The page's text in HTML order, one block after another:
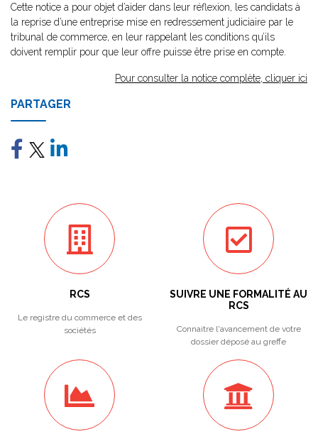
Cette notice a pour objet d’aider dans leur réflexion, les candidats à
la reprise d’une entreprise mise en redressement judiciaire par le
tribunal de commerce, en leur rappelant les conditions qu’ils
doivent remplir pour que leur offre puisse être prise en compte.
Pour consulter la notice complète, cliquer ici
PARTAGER
RCS
Le registre du commerce et des
sociétés
SUIVRE UNE FORMALITÉ AU
RCS
Connaitre l'avancement de votre
dossier déposé au greffe